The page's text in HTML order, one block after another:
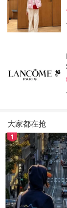
Wikimedia
大家都在抢
1